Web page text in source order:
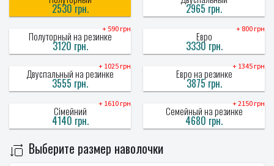
2530 грн. 2965 грн.
+ 590 грн
Полуторный на резинке
3120 грн.
+ 800 грн
Евро
3330 грн.
+ 1025 грн
Двуспальный на резинке
3555 грн.
+ 1345 грн
Евро на резинке
3875 грн.
+ 1610 грн
Сімейний
4140 грн.
+ 2150 грн
Семейный на резинке
4680 грн.
Выберите размер наволочки